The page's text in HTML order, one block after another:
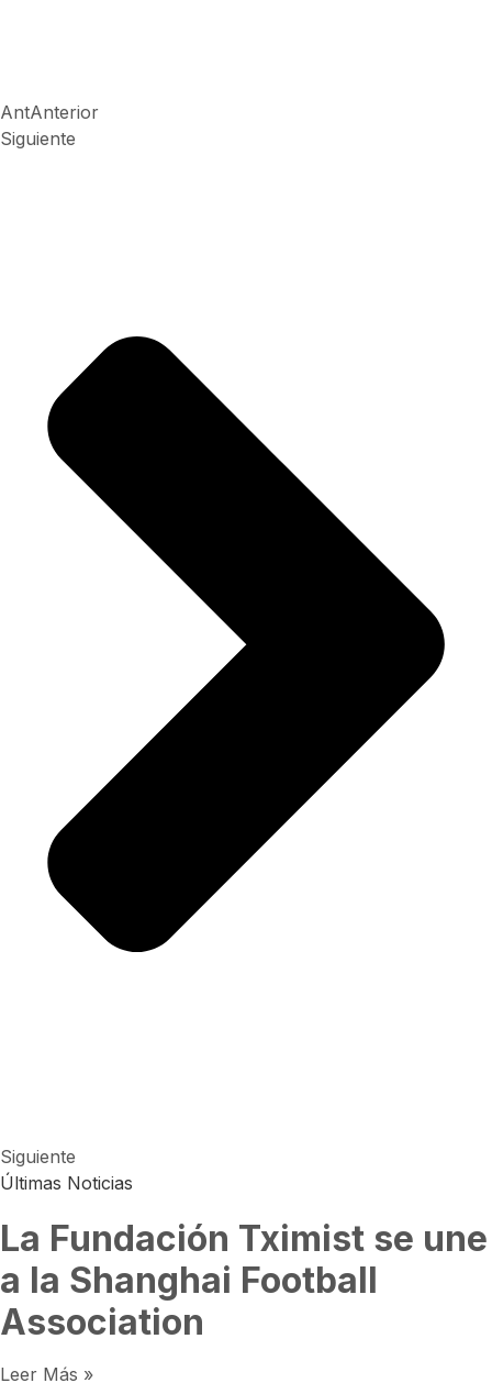
AntAnterior
Siguiente
Siguiente
Últimas Noticias
La Fundación Tximist se une
a la Shanghai Football
Association
Leer Más »